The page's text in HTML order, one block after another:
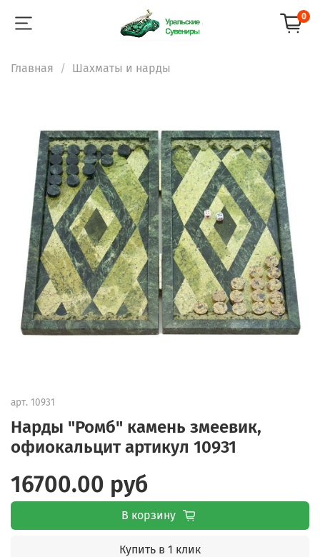
0
Главная Шахматы и нарды
арт. 10931
Нарды "Ромб" камень змеевик,
офиокальцит артикул 10931
16700.00 руб
В корзину
Купить в 1 клик